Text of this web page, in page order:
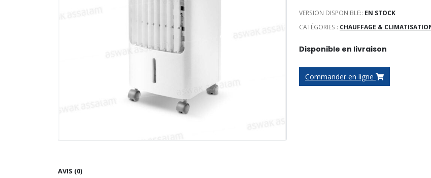
VERSION DISPONIBLE:: EN STOCK
CATÉGORIES : CHAUFFAGE &
Disponible en livraison
Commander en ligne
AVIS (0)